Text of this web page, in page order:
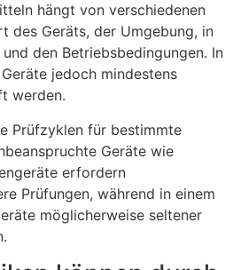
hängt von verschiedenen
des Geräts, der Umgebung, in
den Betriebsbedingungen. In
jedoch mindestens
werden.
Prüfzyklen für bestimmte
Geräte wie
erfordern
Prüfungen, während in einem
möglicherweise seltener